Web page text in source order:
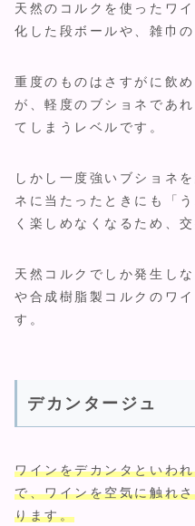
天然のコルクを使ったワ
化した段ボールや、雑巾
重度のものはさすがに飲
が、軽度のブショネであ
てしまうレベルです。
しかし一度強いブショネ
ネに当たったときにも「
く楽しめなくなるため、
天然コルクでしか発生し
や合成樹脂製コルクのワ
す。
デカンタージュ
ワインをデカンタといわ
で、ワインを空気に触れ
ります。